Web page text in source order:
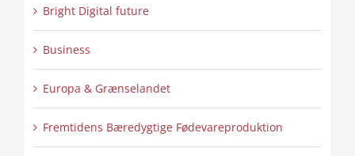
Bright Digital future
Business
Europa & Grænselandet
Fremtidens Bæredygtige Fødevareproduktion